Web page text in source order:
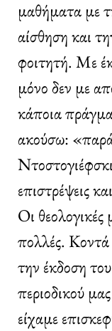
μαθήματα με
αίσθηση και
φοιτητή. Με
μόνο δεν με
κάποια
ακούσω:
επιστρέψεις
Οι θεολογικές
πολλές.
την έκδοση
περιοδικού
είχαμε